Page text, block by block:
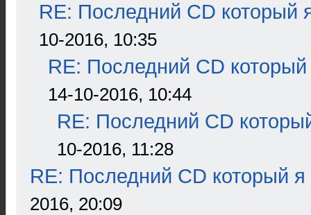
RE: Последний CD который
10-2016, 10:35
RE: Последний CD который
14-10-2016, 10:44
RE: Последний CD
10-2016, 11:28
RE: Последний CD который я
2016, 20:09